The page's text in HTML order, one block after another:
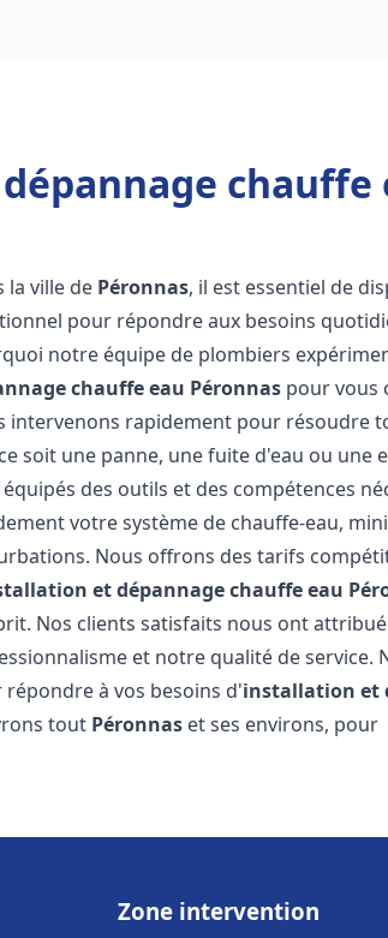
chauffe
la ville de Péronnas, il est essentiel de
pour répondre aux besoins
notre équipe de plombiers
chauffe eau Péronnas pour vous
intervenons rapidement pour résoudre
soit une panne, une fuite d'eau ou
des outils et des compétences
votre système de chauffe-eau,
Nous offrons des tarifs
et dépannage chauffe eau
Nos clients satisfaits nous ont
et notre qualité de service.
répondre à vos besoins d'installation et
tout Péronnas et ses environs, pour
Zone intervention